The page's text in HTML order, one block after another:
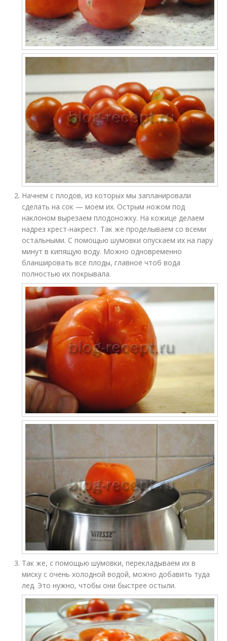
Начнем с плодов, из которых мы запланировали
сделать на сок — моем их. Острым ножом под
наклоном вырезаем плодоножку. На кожице делаем
надрез крест-накрест. Так же проделываем со всеми
остальными. С помощью шумовки опускаем их на пару
минут в кипящую воду. Можно одновременно
бланшировать все плоды, главное чтоб вода
полностью их покрывала.
Так же, с помощью шумовки, перекладываем их в
миску с очень холодной водой, можно добавить туда
лед. Это нужно, чтобы они быстрее остыли.